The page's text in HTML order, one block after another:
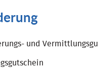
und